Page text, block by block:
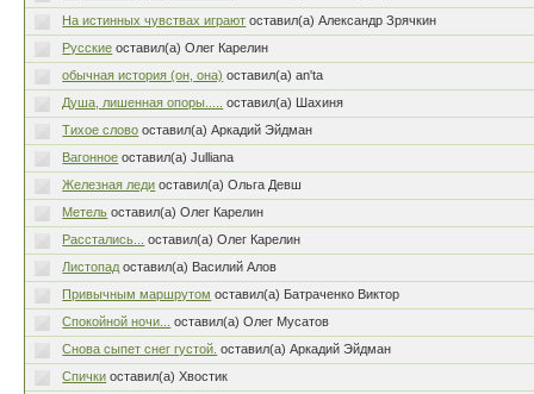
На истинных чувствах играют оставил(а) Александр Зрячкин
Русские оставил(а) Олег Карелин
обычная история (он, она) оставил(а) an'ta
Душа, лишенная опоры.....
оставил(а) Шахиня
Тихое слово оставил(а) Аркадий Эйдман
Вагонное оставил(а) Julliana
Железная леди оставил(а) Ольга Девш
Метель оставил(а) Олег Карелин
Расстались...
оставил(а) Олег Карелин
Листопад оставил(а) Василий Алов
Привычным маршрутом оставил(а) Батраченко Виктор
Спокойной ночи...
оставил(а) Олег Мусатов
Снова сыпет снег густой. оставил(а) Аркадий Эйдман
Cпички оставил(а) Хвостик